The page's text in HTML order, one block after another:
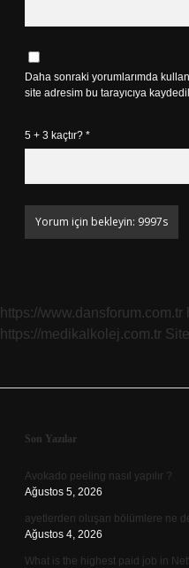
Daha sonraki yorumlarımda
site adresim bu tarayıcıya
5 + 3 kaçtır? *
https://www.dansforum.com.tr
https://medikalkolej.com.tr
Sidebar
Son Yazılar
Avokado peeling nasıl yapılır ?
Ağustos 5, 2026
ayetlerden oluşan bölümlere ne
Ağustos 4, 2026
What is the highest paid job in